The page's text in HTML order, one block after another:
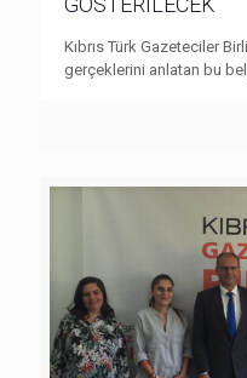
Kıbrıs Türk Gazeteciler
gerçeklerini anlatan bu